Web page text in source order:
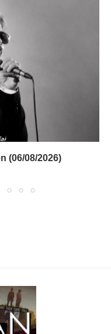
(06/08/2026)